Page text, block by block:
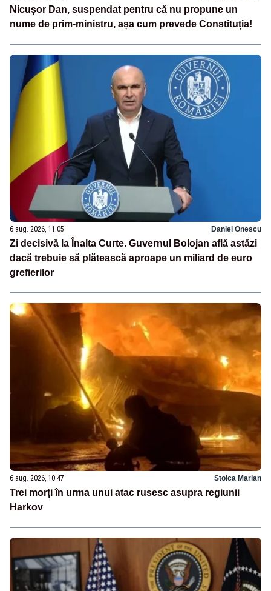
Nicușor Dan, suspendat pentru că nu propune un
nume de prim-ministru, așa cum prevede Constituția!
6 aug. 2026, 11:05 Daniel Onescu
Zi decisivă la Înalta Curte. Guvernul Bolojan află astăzi
dacă trebuie să plătească aproape un miliard de euro
grefierilor
6 aug. 2026, 10:47 Stoica Marian
Trei morți în urma unui atac rusesc asupra regiunii
Harkov